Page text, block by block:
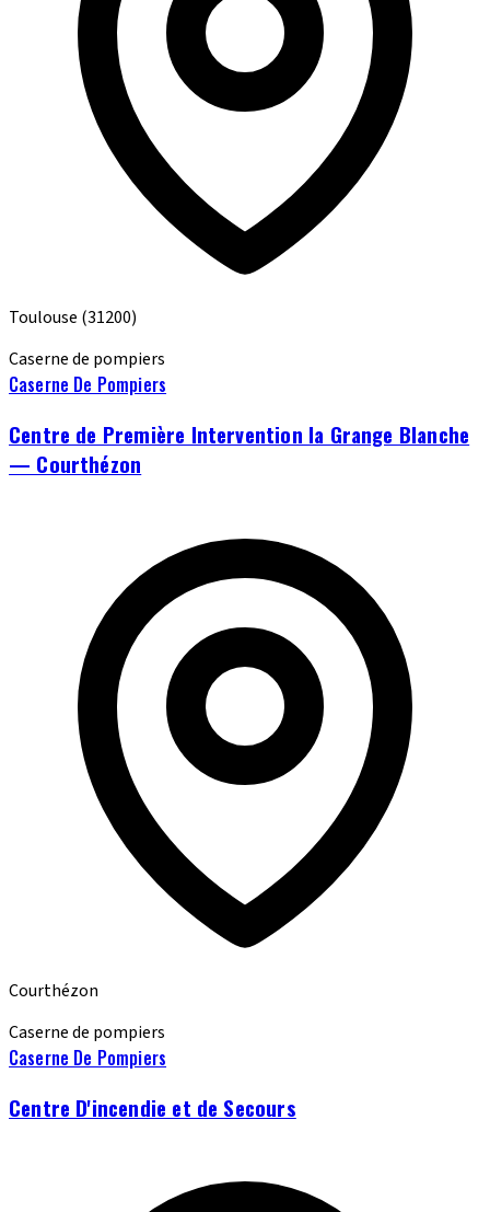
Toulouse (31200)
Caserne de pompiers
Caserne De Pompiers
Centre de Première Intervention la Grange Blanche
— Courthézon
Courthézon
Caserne de pompiers
Caserne De Pompiers
Centre D'incendie et de Secours